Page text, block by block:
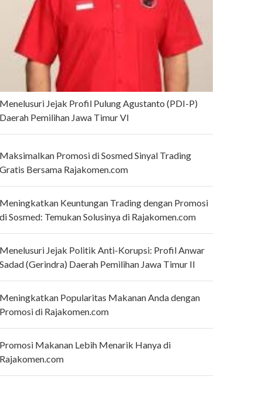
Jejak Profil Pulung Agustanto (PDI-P)
Pemilihan Jawa Timur VI
Promosi di Sosmed Sinyal Trading
Bersama Rajakomen.com
Keuntungan Trading dengan Promosi
Sosmed: Temukan Solusinya di Rajakomen.com
Jejak Politik Anti-Korupsi: Profil Anwar
(Gerindra) Daerah Pemilihan Jawa Timur II
Popularitas Makanan Anda dengan
di Rajakomen.com
Makanan Lebih Menarik Hanya di